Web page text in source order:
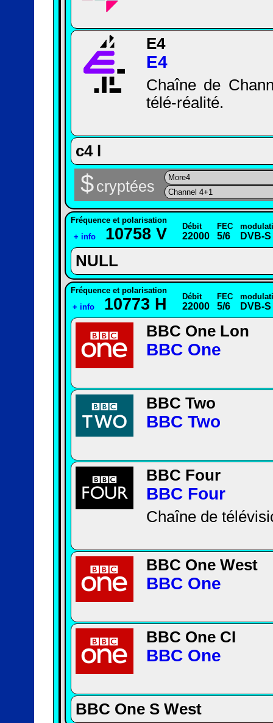
E4
E4
Chaîne de
télé-réalité.
c4 l
$cryptées
More4
Channel 4+1
Fréquence et polarisation
+ info 10758 V Débit
22000
FEC
5/6 DVB-
NULL
Fréquence et polarisation
+ info 10773 H Débit
22000
FEC
5/6 DVB-
BBC One Lon
BBC One
BBC Two
BBC Two
BBC Four
BBC Four
Chaîne de
BBC One West
BBC One
BBC One CI
BBC One
BBC One S West